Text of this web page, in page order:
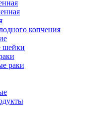
копчения
шейки
раки